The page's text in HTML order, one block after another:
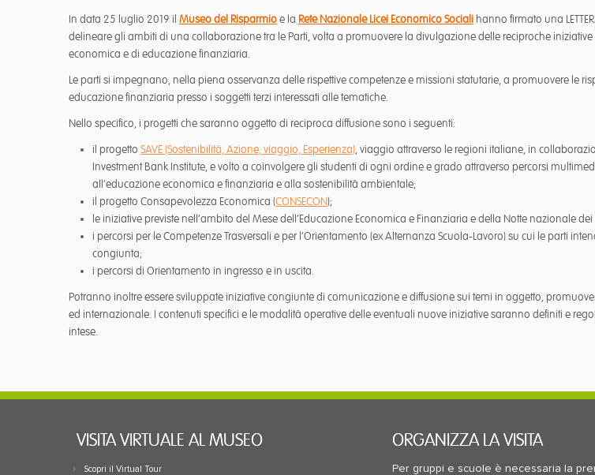
In data 25 luglio 2019 il Museo del Risparmioe la Rete Nazionale Licei Economico Sociali hanno firmato una
delineare gli ambiti di una collaborazione tra le Parti, volta a promuovere la divulgazione delle reciproche
economica e di educazione finanziaria.
Le parti si impegnano, nella piena osservanza delle rispettive competenze e missioni statutarie, a promuovere le
educazione finanziaria presso i soggetti terzi interessati alle tematiche.
Nello specifico, i progetti che saranno oggetto di reciproca diffusione sono i seguenti:
il progetto SAVE (Sostenibilità, Azione, viaggio, Esperienza), viaggio attraverso le regioni italiane, in
Investment Bank Institute, e volto a coinvolgere gli studenti di ogni ordine e grado attraverso percorsi
all’educazione economica e finanziaria e alla sostenibilità ambientale;
il progetto Consapevolezza Economica (CONSECON);
le iniziative previste nell’ambito del Mese dell’Educazione Economica e Finanziaria e della Notte nazionale
i percorsi per le Competenze Trasversali e per l’Orientamento (ex Alternanza Scuola-Lavoro) su cui le parti
congiunta;
i percorsi di Orientamento in ingresso e in uscita.
Potranno inoltre essere sviluppate iniziative congiunte di comunicazione e diffusione sui temi in oggetto,
ed internazionale. I contenuti specifici e le modalità operative delle eventuali nuove iniziative saranno definiti e
intese.
VISITA VIRTUALE AL MUSEO
Scopri il Virtual Tour
ORGANIZZA LA VISITA
Per gruppi e scuole è necessaria la